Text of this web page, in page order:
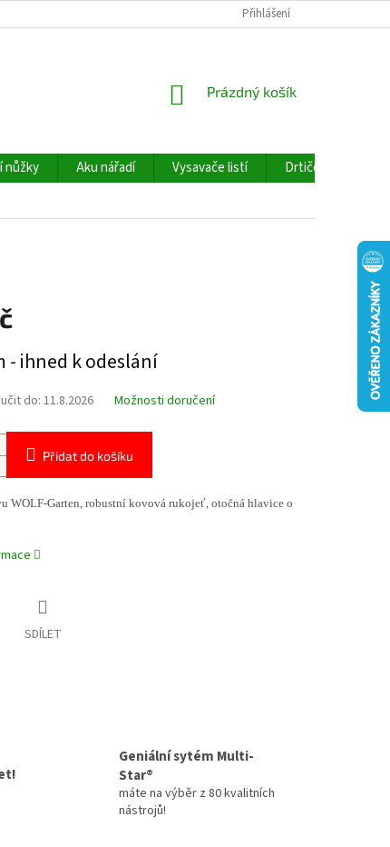
Přihlášení
NÁKUPNÍ
Prázdný košík
nůžky Aku nářadí Vysavače listí Drtiče větví
- ihned k odeslání
do: 11.8.2026 Možnosti doručení
Přidat do košíku
WOLF-Garten, robustní kovová rukojeť, otočná hlavice o
SDÍLET
Geniální sytém Multi-
Star®
máte na výběr z 80 kvalitních
nástrojů!